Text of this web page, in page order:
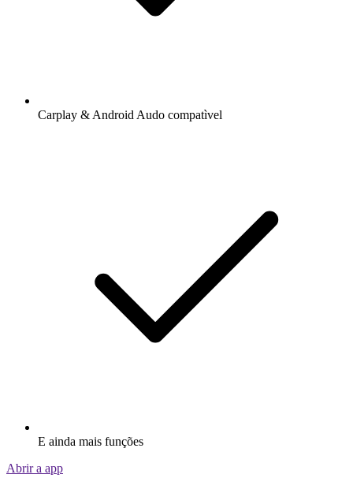
Carplay & Android Audo compatìvel
E ainda mais funções
Abrir a app